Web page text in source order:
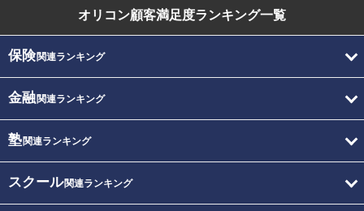
オリコン顧客満足度ランキング一覧
保険関連ランキング
金融関連ランキング
塾関連ランキング
スクール関連ランキング